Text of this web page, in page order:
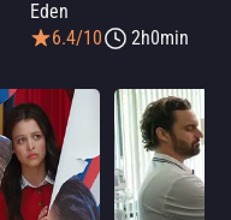
Eden
6.4/10
2h0min